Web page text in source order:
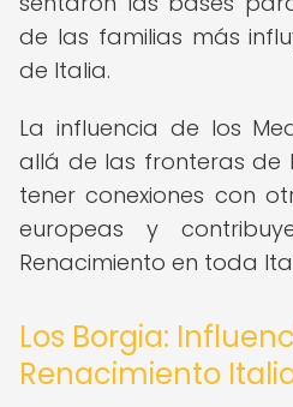
de las familias más
de Italia.
La influencia de los
allá de las fronteras de
tener conexiones con
europeas y
Renacimiento en toda
Los Borgia:
Renacimiento